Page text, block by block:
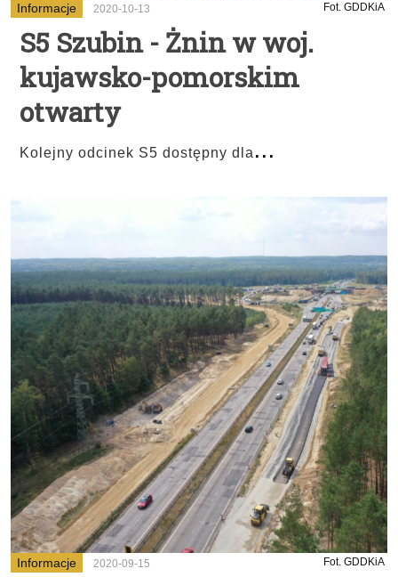
Informacje 2020-10-13 Fot. GDDKiA
S5 Szubin - Żnin w woj.
kujawsko-pomorskim
otwarty
Kolejny odcinek S5 dostępny dla ...
Informacje 2020-09-15 Fot. GDDKiA